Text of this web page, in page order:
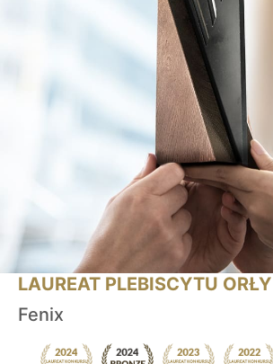
LAUREAT PLEBISCYTU ORŁY
Fenix